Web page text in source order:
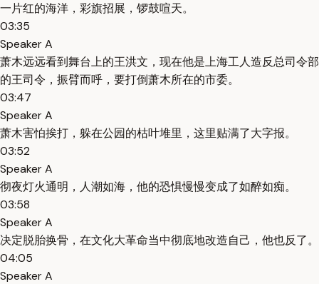
一片红的海洋，彩旗招展，锣鼓喧天。
03:35
Speaker A
萧木远远看到舞台上的王洪文，现在他是上海工人造反总司令部
的王司令，振臂而呼，要打倒萧木所在的市委。
03:47
Speaker A
萧木害怕挨打，躲在公园的枯叶堆里，这里贴满了大字报。
03:52
Speaker A
彻夜灯火通明，人潮如海，他的恐惧慢慢变成了如醉如痴。
03:58
Speaker A
决定脱胎换骨，在文化大革命当中彻底地改造自己，他也反了。
04:05
Speaker A